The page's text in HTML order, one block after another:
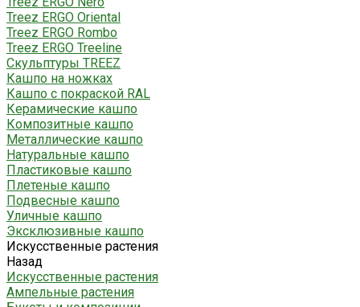
Treez ERGO Oriental
Treez ERGO Rombo
Treez ERGO Treeline
Скульптуры TREEZ
Кашпо на ножках
Кашпо с покраской RAL
Керамические кашпо
Композитные кашпо
Металлические кашпо
Натуральные кашпо
Пластиковые кашпо
Плетеные кашпо
Подвесные кашпо
Уличные кашпо
Эксклюзивные кашпо
Искусственные растения
Назад
Искусственные растения
Ампельные растения